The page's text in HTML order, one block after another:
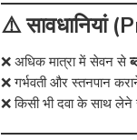
⚠️ सावधानियां
❌ अधिक मात्रा में सेवन से
❌ गर्भवती और स्तनपान
❌ किसी भी दवा के साथ